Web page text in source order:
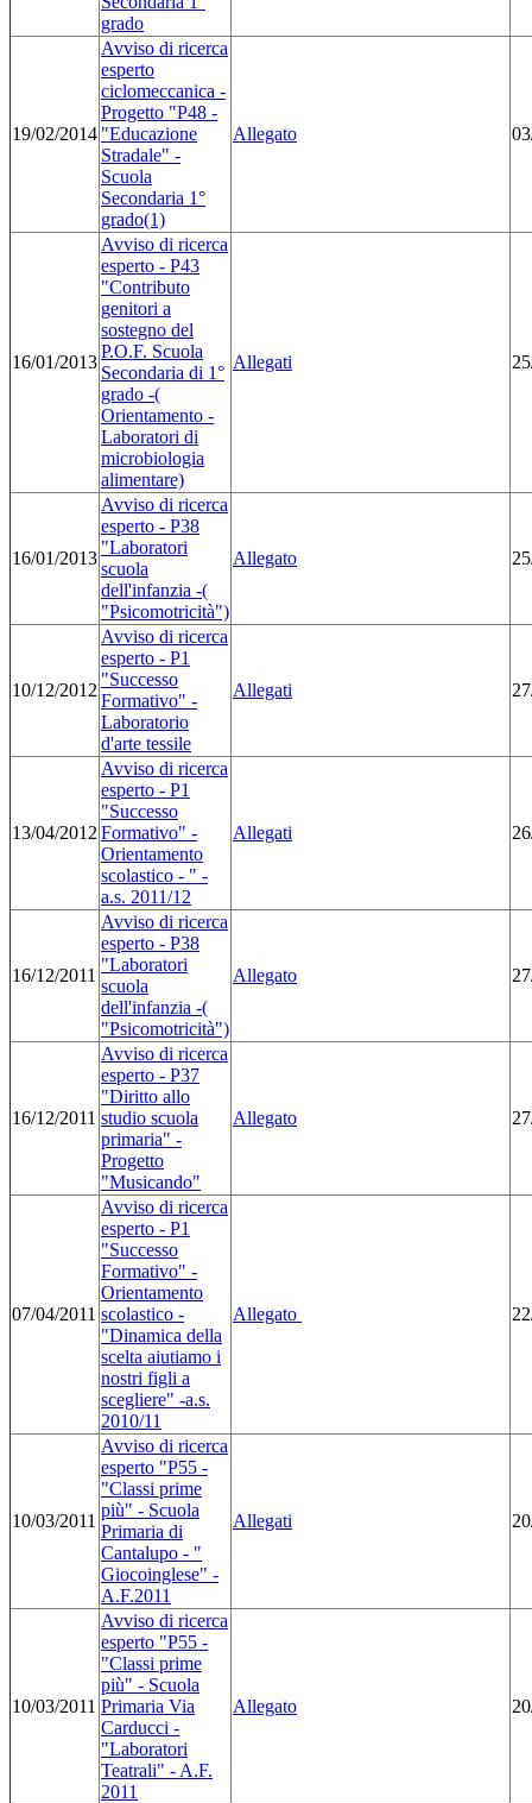
grado
19/02/2014
Avviso di ricerca
esperto
ciclomeccanica -
Progetto "P48 -
"Educazione
Stradale" -
Scuola
Secondaria 1°
grado(1)
Allegato
16/01/2013
Avviso di ricerca
esperto - P43
"Contributo
genitori a
sostegno del
P.O.F. Scuola
Secondaria di 1°
grado -(
Orientamento -
Laboratori di
microbiologia
alimentare)
Allegati
16/01/2013
Avviso di ricerca
esperto - P38
"Laboratori
scuola
dell'infanzia -(
"Psicomotricità")
Allegato
10/12/2012
Avviso di ricerca
esperto - P1
"Successo
Formativo" -
Laboratorio
d'arte tessile
Allegati
13/04/2012
Avviso di ricerca
esperto - P1
"Successo
Formativo" -
Orientamento
scolastico - " -
a.s. 2011/12
Allegati
16/12/2011
Avviso di ricerca
esperto - P38
"Laboratori
scuola
dell'infanzia -(
"Psicomotricità")
Allegato
16/12/2011
Avviso di ricerca
esperto - P37
"Diritto allo
studio scuola
primaria" -
Progetto
"Musicando"
Allegato
07/04/2011
Avviso di ricerca
esperto - P1
"Successo
Formativo" -
Orientamento
scolastico -
"Dinamica della
scelta aiutiamo i
nostri figli a
scegliere" -a.s.
2010/11
Allegato
10/03/2011
Avviso di ricerca
esperto "P55 -
"Classi prime
più" - Scuola
Primaria di
Cantalupo - "
Giocoinglese" -
A.F.2011
Allegati
10/03/2011
Avviso di ricerca
esperto "P55 -
"Classi prime
più" - Scuola
Primaria Via
Carducci -
"Laboratori
Teatrali" - A.F.
2011
Allegato